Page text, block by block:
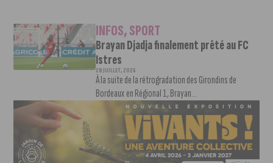
INFOS,SPORT
Brayan Djadja finalement prêté au FC
Istres
28 JUILLET, 2026
À la suite de la rétrogradation des Girondins de
Bordeaux en Régional 1, Brayan...